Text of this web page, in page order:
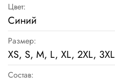
Цвет:
Синий
Размер:
XS, S, M, L, XL, 2XL, 3XL
Состав: